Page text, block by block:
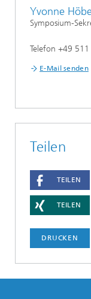
Yvonne
Symposium-
Telefon +49
E-Mail senden
Teilen
TEILEN
TEILEN
DRUCKEN